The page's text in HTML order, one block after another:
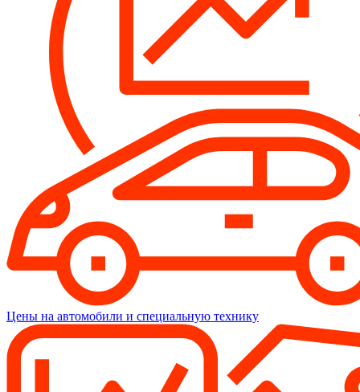
Цены на автомобили и специальную технику